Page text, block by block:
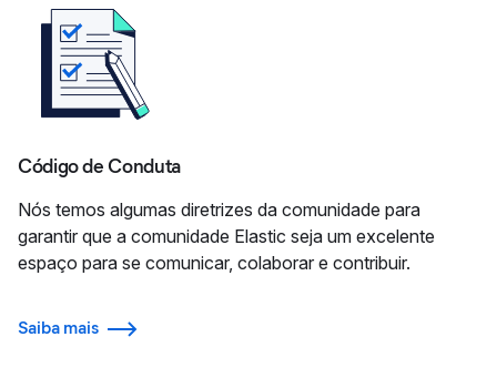
Código de Conduta
Nós temos algumas diretrizes da comunidade para
garantir que a comunidade Elastic seja um excelente
espaço para se comunicar, colaborar e contribuir.
Saiba mais